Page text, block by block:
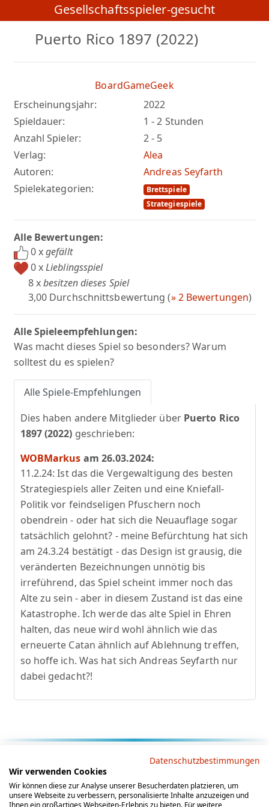
Gesellschaftsspieler-gesucht
Puerto Rico 1897 (2022)
Erscheinungsjahr:
2022
Spieldauer:
1 - 2 Stunden
Anzahl Spieler:
2 - 5
Verlag:
Alea
Autoren:
Andreas Seyfarth
Spielekategorien:
Brettspiele
Strategiespiele
BoardGameGeek
Alle Bewertungen:
0 xgefällt
0 xLieblingsspiel
8 xbesitzen dieses Spiel
3,00 Durchschnittsbewertung (» 2 Bewertungen)
Alle Spieleempfehlungen:
Was macht dieses Spiel so besonders? Warum
solltest du es spielen?
Alle Spiele-Empfehlungen
Dies haben andere Mitglieder über Puerto Rico
1897 (2022) geschrieben:
WOBMarkus am 26.03.2024:
11.2.24: Ist das die Vergewaltigung des besten
Strategiespiels aller Zeiten und eine Kniefall-
Politik vor feindseligen Pfuschern noch
obendrein - oder hat sich die Neuauflage sogar
tatsächlich gelohnt? - meine Befürchtung hat sich
am 24.3.24 bestätigt - das Design ist grausig, die
veränderten Bezeichnungen unnötig bis
irreführend, das Spiel scheint immer noch das
Alte zu sein - aber in diesem Zustand ist das eine
Katastrophe. Ich werde das alte Spiel in Ehren
halten, das neue wird wohl ähnlich wie das
erneuerte Catan ähnlich auf Ablehnung treffen,
so hoffe ich. Was hat sich Andreas Seyfarth nur
dabei gedacht?!
AGB Datenschutz
Impressum
Social Media
Datenschutzbestimmungen
Wir verwenden Cookies
Wir können diese zur Analyse unserer Besucherdaten platzieren, um
unsere Webseite zu verbessern, personalisierte Inhalte anzuzeigen und
Ihnen ein großartiges Webseiten-Erlebnis zu bieten. Für weitere